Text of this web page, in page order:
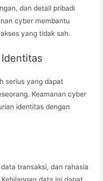
dan detail pribadi
cyber membantu
yang tidak sah.
serius yang dapat
Keamanan cyber
identitas dengan
transaksi, dan rahasia